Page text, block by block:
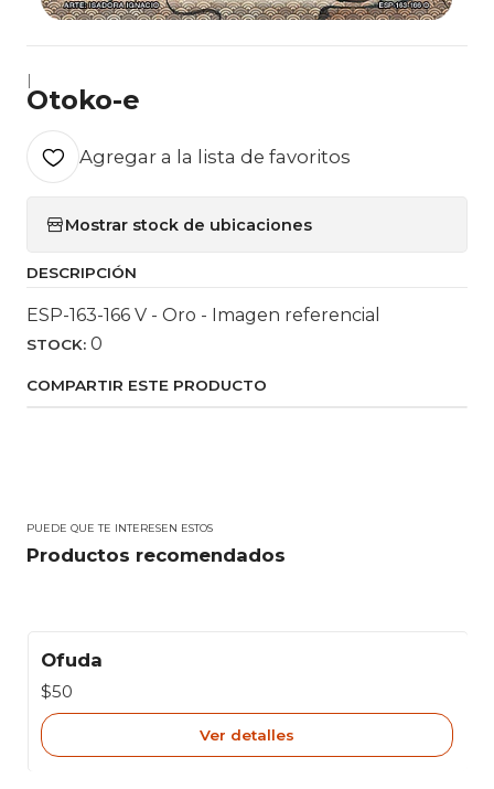
|
Otoko-e
Agregar a la lista de favoritos
Mostrar stock de ubicaciones
DESCRIPCIÓN
ESP-163-166 V - Oro - Imagen referencial
STOCK: 0
COMPARTIR ESTE PRODUCTO
PUEDE QUE TE INTERESEN ESTOS
Productos recomendados
Agotado
Ofuda
$50
Ver detalles